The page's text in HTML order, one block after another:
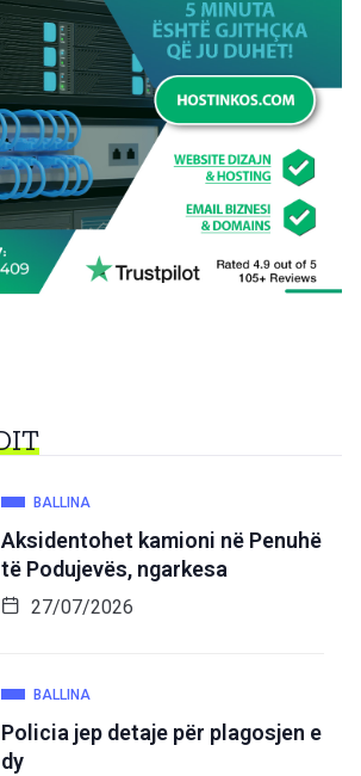
BALLINA
Aksidentohet kamioni në Penuhë
të Podujevës, ngarkesa
27/07/2026
BALLINA
Policia jep detaje për plagosjen e
dy